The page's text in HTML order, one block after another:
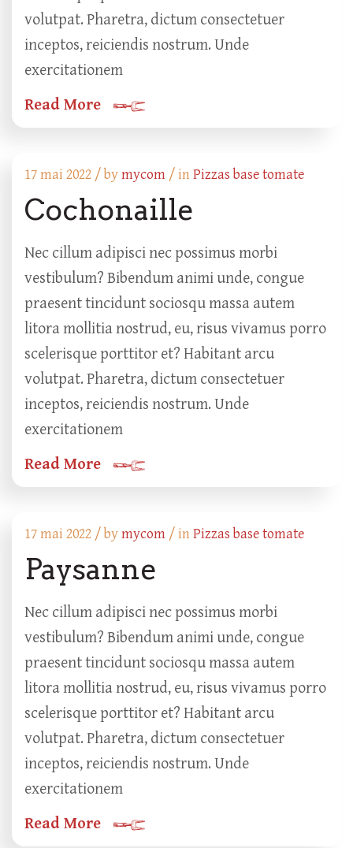
volutpat. Pharetra, dictum consectetuer
inceptos, reiciendis nostrum. Unde
exercitationem
Read More
17 mai 2022 /bymycom / inPizzas base tomate
Cochonaille
Nec cillum adipisci nec possimus morbi
vestibulum? Bibendum animi unde, congue
praesent tincidunt sociosqu massa autem
litora mollitia nostrud, eu, risus vivamus porro
scelerisque porttitor et? Habitant arcu
volutpat. Pharetra, dictum consectetuer
inceptos, reiciendis nostrum. Unde
exercitationem
Read More
17 mai 2022 /bymycom / inPizzas base tomate
Paysanne
Nec cillum adipisci nec possimus morbi
vestibulum? Bibendum animi unde, congue
praesent tincidunt sociosqu massa autem
litora mollitia nostrud, eu, risus vivamus porro
scelerisque porttitor et? Habitant arcu
volutpat. Pharetra, dictum consectetuer
inceptos, reiciendis nostrum. Unde
exercitationem
Read More